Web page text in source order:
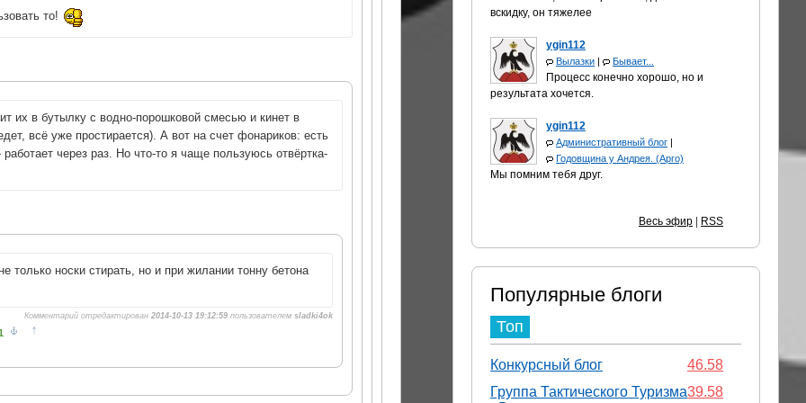
вскидку, он тяжелее
ygin112
Вылазки | Бывает...
Процесс конечно хорошо, но и
результата хочется.
ygin112
Административный блог |
Годовщина у Андрея. (Арго)
Мы помним тебя друг.
Весь эфир RSS
Популярные блоги
Топ
46.58
Конкурсный блог
39.58
Группа Тактического Туризма
то!
их в бутылку с водно-порошковой смесью и кинет в
всё уже простирается). А вот на счет фонариков: есть
через раз. Но что-то я чаще пользуюсь отвёртка-
только носки стирать, но и при жилании тонну бетона
Комментарий отредактирован 2014-10-13 19:12:59пользователем sladki4ok
↑